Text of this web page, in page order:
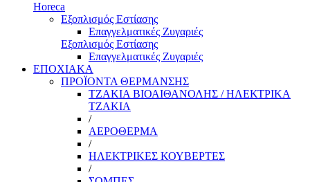
Horeca
Εξοπλισμός Εστίασης
Επαγγελματικές Ζυγαριές
Εξοπλισμός Εστίασης
Επαγγελματικές Ζυγαριές
ΕΠΟΧΙΑΚΑ
ΠΡΟΪΟΝΤΑ ΘΕΡΜΑΝΣΗΣ
ΤΖΑΚΙΑ ΒΙΟΑΙΘΑΝΟΛΗΣ / ΗΛΕΚΤΡΙΚΑ
ΤΖΑΚΙΑ
/
ΑΕΡΟΘΕΡΜΑ
/
ΗΛΕΚΤΡΙΚΕΣ ΚΟΥΒΕΡΤΕΣ
/